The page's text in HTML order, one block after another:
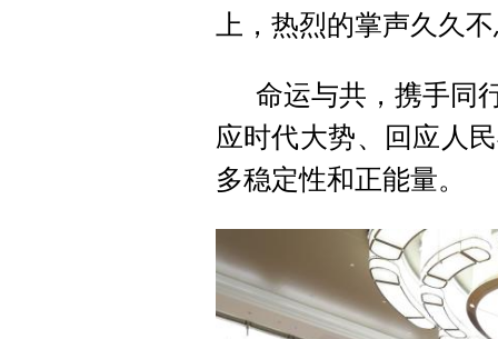
上，热烈的掌声久久
命运与共，携手同
应时代大势、回应人
多稳定性和正能量。